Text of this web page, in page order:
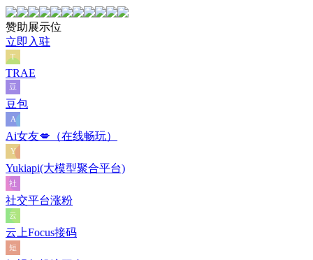
赞助展示位
立即入驻
TRAE
豆包
Ai女友💋（在线畅玩）
Yukiapi(大模型聚合平台)
社交平台涨粉
云上Focus接码